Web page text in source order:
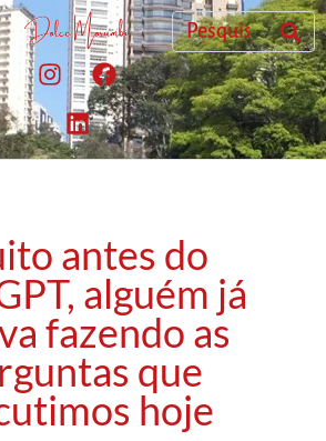
antes do
alguém já
fazendo as
que
hoje